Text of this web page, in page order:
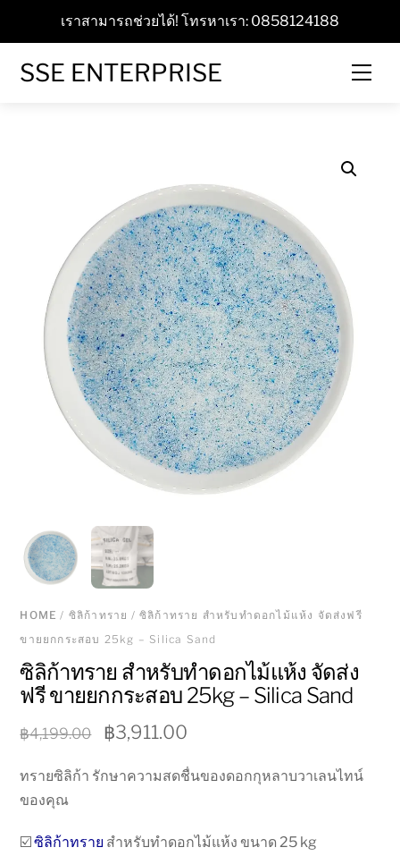
content
เราสามารถช่วยได้! โทรหาเรา: 0858124188
SSE ENTERPRISE
HOME / ซิลิก้าทราย / ซิลิก้าทราย สำหรับทำดอกไม้แห้ง จัดส่งฟรี
ขายยกกระสอบ 25kg – Silica Sand
ซิลิก้าทราย สำหรับทำดอกไม้แห้ง จัดส่ง
ฟรี ขายยกกระสอบ 25kg – Silica Sand
฿4,199.00
Original
was:
฿3,911.00Current
is:
ทรายซิลิก้า รักษาความสดชื่นของดอกกุหลาบวาเลนไทน์
ของคุณ
☑️ซิลิก้าทราย สำหรับทำดอกไม้แห้ง ขนาด 25 kg